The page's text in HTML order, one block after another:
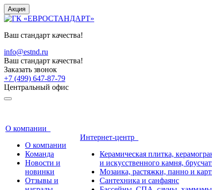
Акция
Ваш стандарт качества!
info@estnd.ru
Ваш стандарт качества!
Заказать звонок
+7 (499) 647-87-79
Центральный офис
О компании
О компании
Команда
Новости и
новинки
Отзывы и
Интернет-центр
Керамическая плитка,
и искусственного камня,
Мозаика, растяжки, панно и
Сантехника и санфаянс